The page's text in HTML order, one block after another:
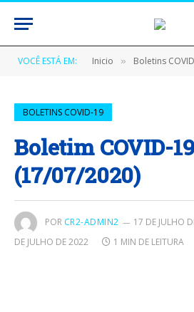
VOCÊ ESTÁ EM: Inicio » Boletins
BOLETINS COVID-19
Boletim COVID-19
(17/07/2020)
POR CR2-ADMIN2 17 DE JULHO
DE JULHO DE 2022
1 MIN DE LEITURA